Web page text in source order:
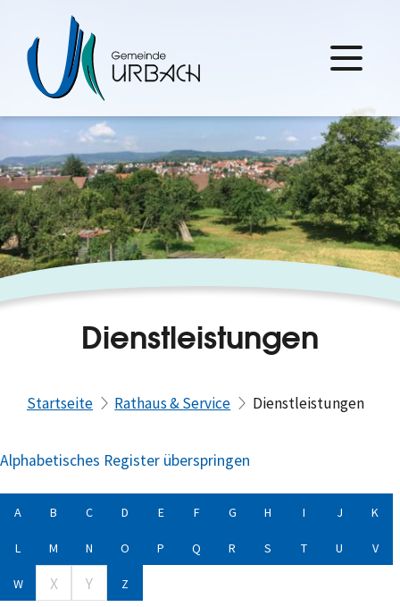
Dienstleistungen
Startseite Rathaus & Service Dienstleistungen
Alphabetisches Register überspringen
A B C D E F G H I J K
L M N O P Q R S T U V
W X Y Z